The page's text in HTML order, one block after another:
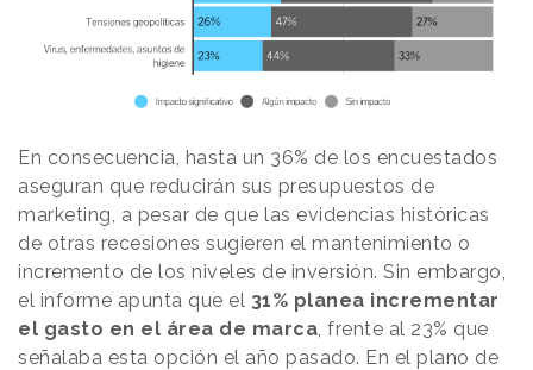
En consecuencia, hasta un 36% de los encuestados
aseguran que reducirán sus presupuestos de
marketing, a pesar de que las evidencias históricas
de otras recesiones sugieren el mantenimiento o
incremento de los niveles de inversión. Sin embargo,
el informe apunta que el 31% planea incrementar
el gasto en el área de marca , frente al 23% que
señalaba esta opción el año pasado. En el plano de